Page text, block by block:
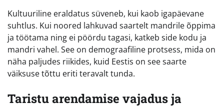
Kultuuriline eraldatus süveneb, kui kaob igapäevane
suhtlus. Kui noored lahkuvad saartelt mandrile õppima
ja töötama ning ei pöördu tagasi, katkeb side kodu ja
mandri vahel. See on demograafiline protsess, mida on
näha paljudes riikides, kuid Eestis on see saarte
väiksuse tõttu eriti teravalt tunda.
Taristu arendamise vajadus ja